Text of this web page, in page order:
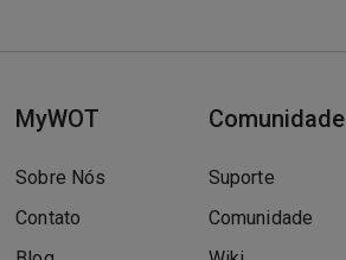
MyWOT
Sobre Nós
Contato
Comunidade
Suporte
Comunidade